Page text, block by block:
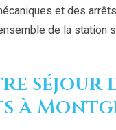
et des
de la station
séjour
à